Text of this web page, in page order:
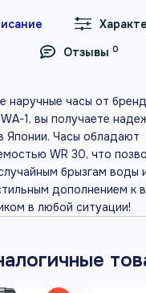
Отзывы 0
наручные часы от
1, вы получаете
Японии. Часы обладают
WR 30, что
брызгам
дополнением к
в любой ситуации!